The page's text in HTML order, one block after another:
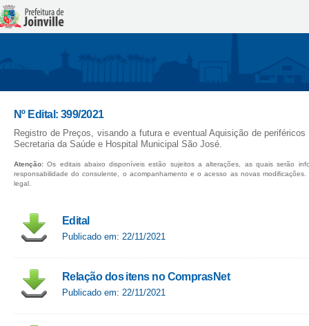
Nº Edital: 399/2021
Registro de Preços, visando a futura e eventual Aquisição de
Secretaria da Saúde e Hospital Municipal São José.
Atenção: Os editais abaixo disponíveis estão sujeitos a alterações, as quais serão
responsabilidade do consulente, o acompanhamento e o acesso as novas
legal.
Edital
Publicado em: 22/11/2021
Relação dos itens no ComprasNet
Publicado em: 22/11/2021